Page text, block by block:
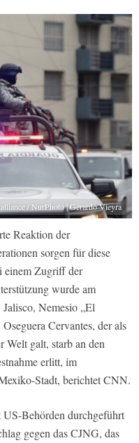
/ NurPhoto | Gerardo Vieyra
Reaktion der
sorgen für diese
einem Zugriff der
wurde am
Nemesio „El
Cervantes, der als
Welt galt, starb an den
erlitt, im
Stadt, berichtet CNN.
Behörden durchgeführt
gegen das CJNG, das